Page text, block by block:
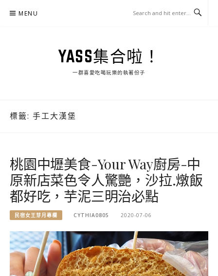
MENU
YASS集合啦！
一群喜愛吃喝玩樂的執著份子
標籤: 手工大漢堡
桃園中壢美食-Your Way廚房-中
原新店菜色令人驚艷，沙拉.燉飯
都好吃，芋泥三明治必點
民宿女王芽月專欄 CYTHIA0805 2020-07-06